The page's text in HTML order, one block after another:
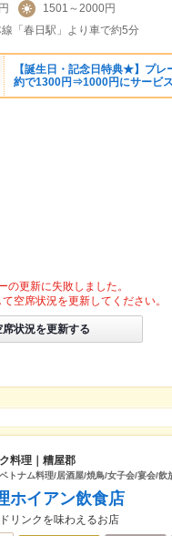
1501～2000円
線「春日駅」より車で約5分
【誕生日・記念日特典★】プ
約で1300円⇒1000円にサービス
の更新に失敗しました。
空席状況を更新してください。
席状況を更新する
料理｜糟屋郡
トナム料理/居酒屋/焼鳥/女子会/宴会/飲
ホイアン飲食店
リンクを味わえるお店